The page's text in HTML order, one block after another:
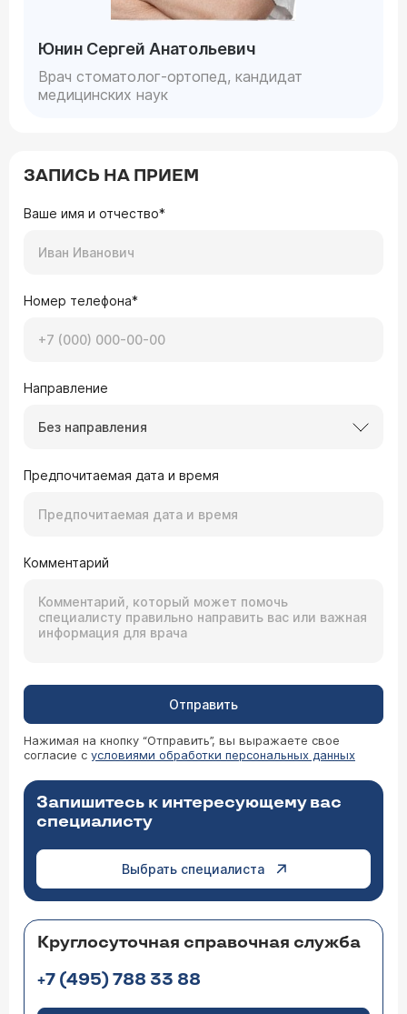
Юнин Сергей Анатольевич
Врач стоматолог-ортопед, кандидат
медицинских наук
ЗАПИСЬ НА ПРИЕМ
Ваше имя и отчество*
Номер телефона*
Направление
Без направления
Предпочитаемая дата и время
Комментарий
Отправить
Нажимая на кнопку “Отправить”, вы выражаете свое
согласие с условиями обработки персональных данных
Запишитесь к интересующему вас
специалисту
Выбрать специалиста
Круглосуточная справочная служба
+7 (495) 788 33 88